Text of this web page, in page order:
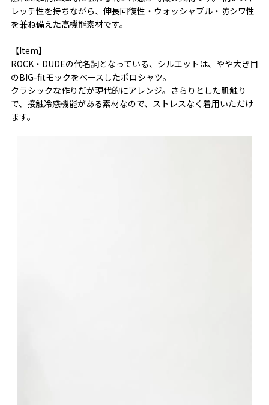
レッチ性を持ちながら、伸長回復性・ウォッシャブル・防シワ性
を兼ね備えた高機能素材です。
【Item】
ROCK・DUDEの代名詞となっている、シルエットは、やや大き目
のBIG-fitモックをベースしたポロシャツ。
クラシックな作りだが現代的にアレンジ。さらりとした肌触り
で、接触冷感機能がある素材なので、ストレスなく着用いただけ
ます。